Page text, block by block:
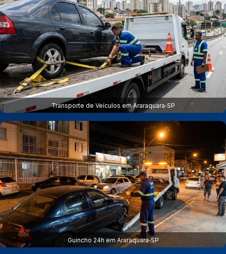
Transporte de Veículos em Araraquara‑SP
Guincho 24h em Araraquara‑SP